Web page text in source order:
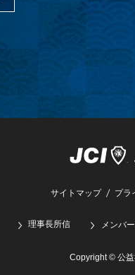
サイトマップ プラ
理事長所信 メンバ
Copyright © 公